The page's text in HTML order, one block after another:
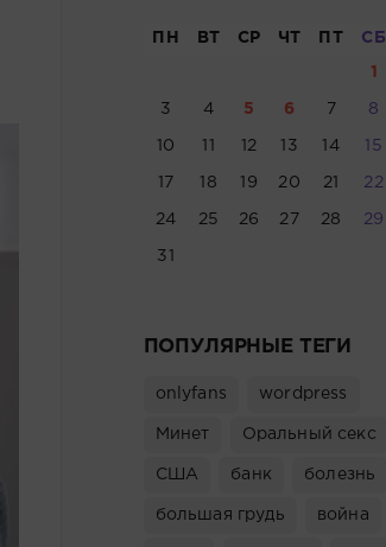
ПН ВТ СР ЧТ ПТ СБ
1
3 4 5 6 7 8
10 11 12 13 14 15
17 18 19 20 21 22
24 25 26 27 28 29
31
ПОПУЛЯРНЫЕ ТЕГИ
onlyfans wordpress
Минет Оральный секс
США банк болезнь
большая грудь война